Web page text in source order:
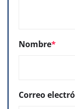
Nombre*
Correo